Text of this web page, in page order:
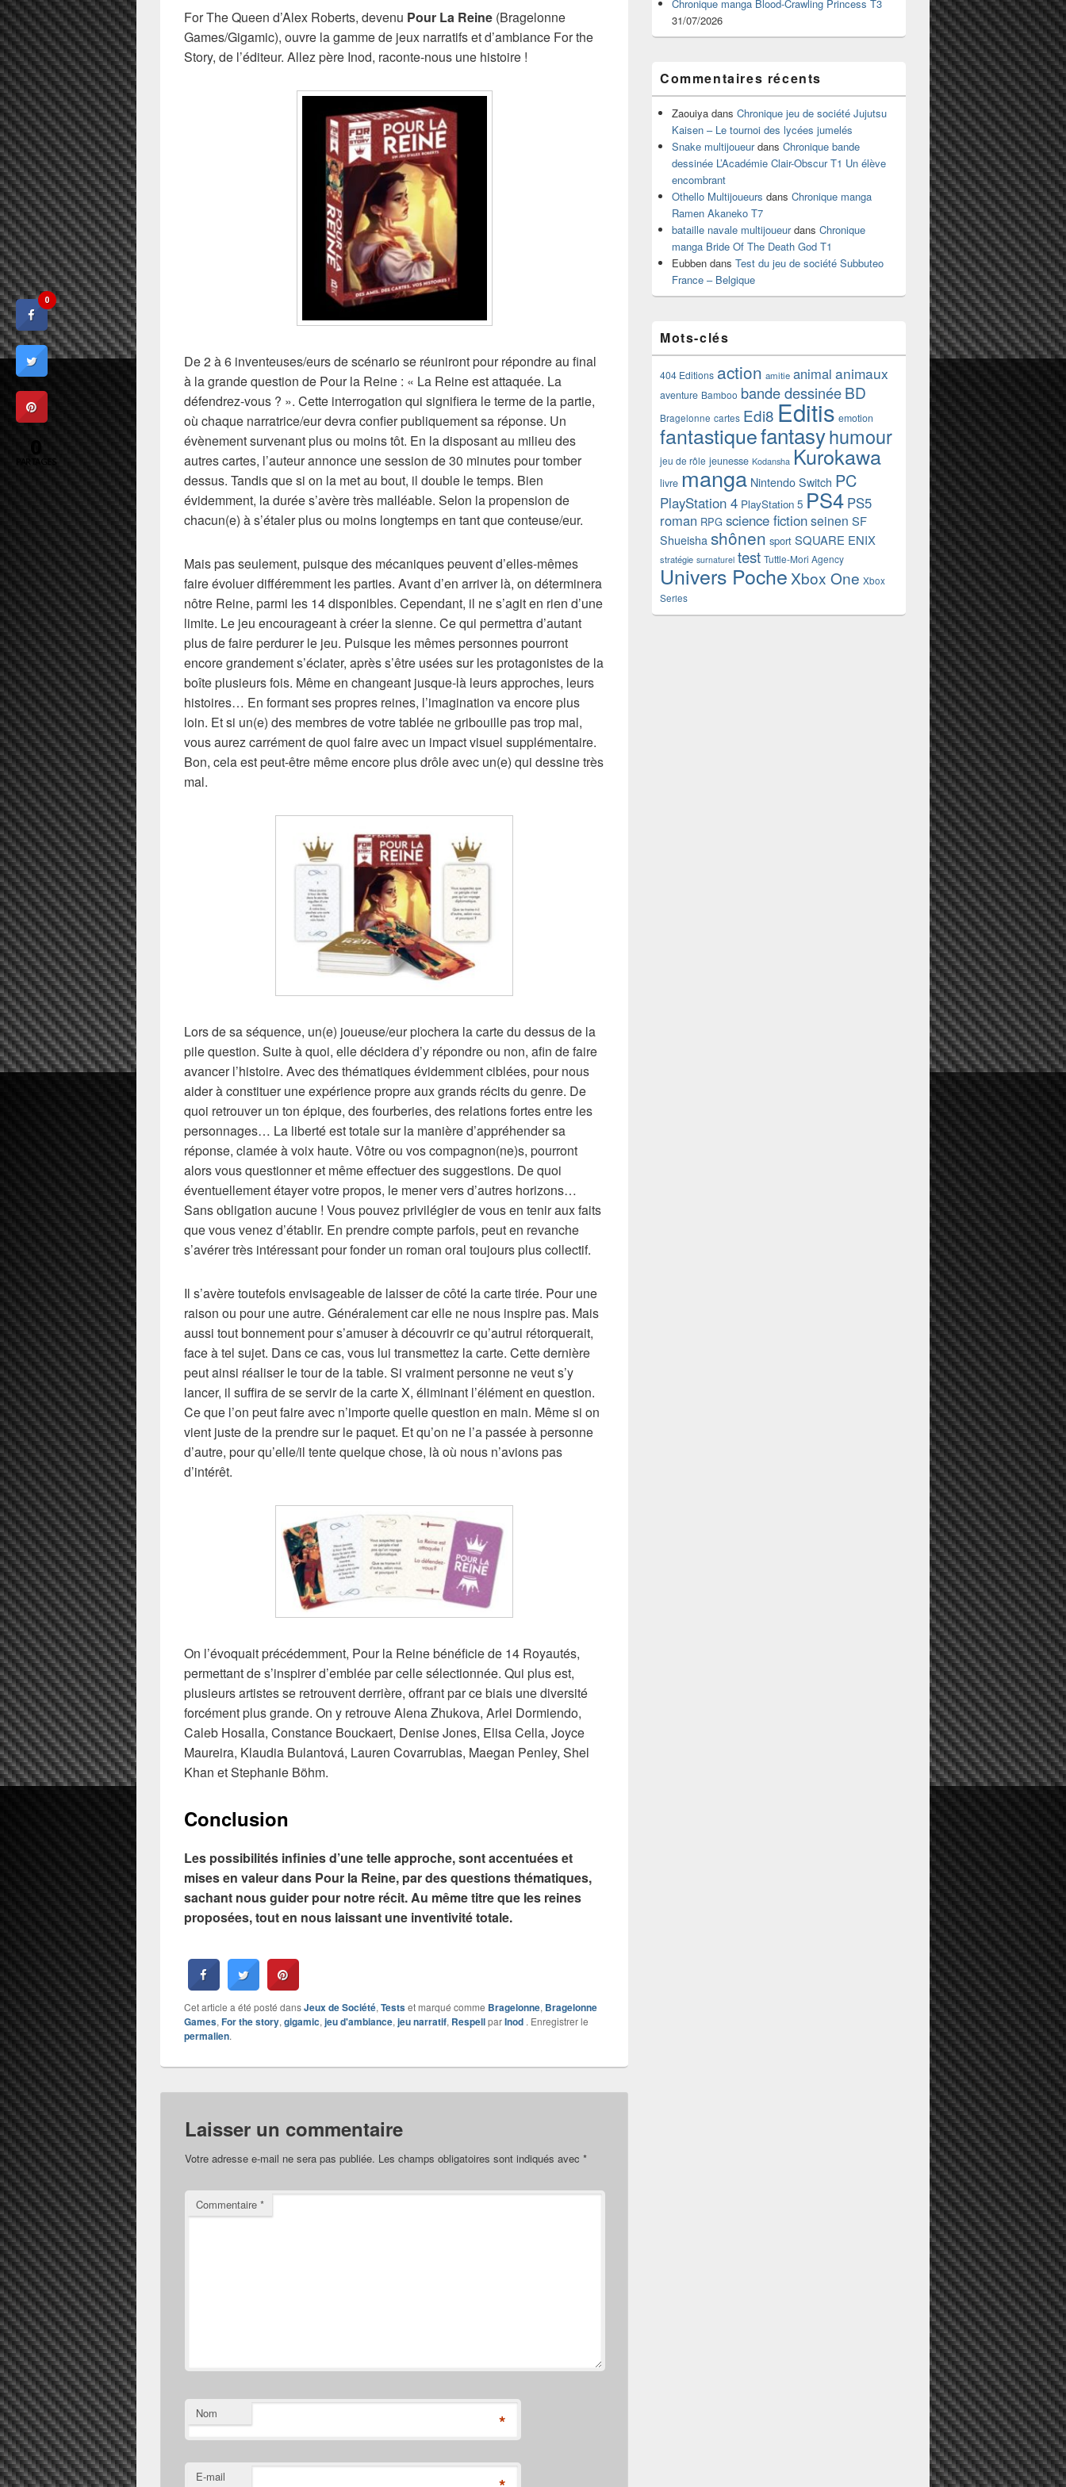
For The Queen d’Alex Roberts, devenu Pour La Reine (Bragelonne
Games/Gigamic), ouvre la gamme de jeux narratifs et d’ambiance For the
Story, de l’éditeur. Allez père Inod, raconte-nous une histoire !
De 2 à 6 inventeuses/eurs de scénario se réuniront pour répondre au final
à la grande question de Pour la Reine : « La Reine est attaquée. La
défendrez-vous ? ». Cette interrogation qui signifiera le terme de la partie,
où chaque narratrice/eur devra confier publiquement sa réponse. Un
évènement survenant plus ou moins tôt. En la disposant au milieu des
autres cartes, l’auteur annonce une session de 30 minutes pour tomber
dessus. Tandis que si on la met au bout, il double le temps. Bien
évidemment, la durée s’avère très malléable. Selon la propension de
chacun(e) à s’étaler plus ou moins longtemps en tant que conteuse/eur.
Mais pas seulement, puisque des mécaniques peuvent d’elles-mêmes
faire évoluer différemment les parties. Avant d’en arriver là, on déterminera
nôtre Reine, parmi les 14 disponibles. Cependant, il ne s’agit en rien d’une
limite. Le jeu encourageant à créer la sienne. Ce qui permettra d’autant
plus de faire perdurer le jeu. Puisque les mêmes personnes pourront
encore grandement s’éclater, après s’être usées sur les protagonistes de la
boîte plusieurs fois. Même en changeant jusque-là leurs approches, leurs
histoires… En formant ses propres reines, l’imagination va encore plus
loin. Et si un(e) des membres de votre tablée ne gribouille pas trop mal,
vous aurez carrément de quoi faire avec un impact visuel supplémentaire.
Bon, cela est peut-être même encore plus drôle avec un(e) qui dessine très
mal.
Lors de sa séquence, un(e) joueuse/eur piochera la carte du dessus de la
pile question. Suite à quoi, elle décidera d’y répondre ou non, afin de faire
avancer l’histoire. Avec des thématiques évidemment ciblées, pour nous
aider à constituer une expérience propre aux grands récits du genre. De
quoi retrouver un ton épique, des fourberies, des relations fortes entre les
personnages… La liberté est totale sur la manière d’appréhender sa
réponse, clamée à voix haute. Vôtre ou vos compagnon(ne)s, pourront
alors vous questionner et même effectuer des suggestions. De quoi
éventuellement étayer votre propos, le mener vers d’autres horizons…
Sans obligation aucune ! Vous pouvez privilégier de vous en tenir aux faits
que vous venez d’établir. En prendre compte parfois, peut en revanche
s’avérer très intéressant pour fonder un roman oral toujours plus collectif.
Il s’avère toutefois envisageable de laisser de côté la carte tirée. Pour une
raison ou pour une autre. Généralement car elle ne nous inspire pas. Mais
aussi tout bonnement pour s’amuser à découvrir ce qu’autrui rétorquerait,
face à tel sujet. Dans ce cas, vous lui transmettez la carte. Cette dernière
peut ainsi réaliser le tour de la table. Si vraiment personne ne veut s’y
lancer, il suffira de se servir de la carte X, éliminant l’élément en question.
Ce que l’on peut faire avec n’importe quelle question en main. Même si on
vient juste de la prendre sur le paquet. Et qu’on ne l’a passée à personne
d’autre, pour qu’elle/il tente quelque chose, là où nous n’avions pas
d’intérêt.
On l’évoquait précédemment, Pour la Reine bénéficie de 14 Royautés,
permettant de s’inspirer d’emblée par celle sélectionnée. Qui plus est,
plusieurs artistes se retrouvent derrière, offrant par ce biais une diversité
forcément plus grande. On y retrouve Alena Zhukova, Arlei Dormiendo,
Caleb Hosalla, Constance Bouckaert, Denise Jones, Elisa Cella, Joyce
Maureira, Klaudia Bulantová, Lauren Covarrubias, Maegan Penley, Shel
Khan et Stephanie Böhm.
Conclusion
Les possibilités infinies d’une telle approche, sont accentuées et
mises en valeur dans Pour la Reine, par des questions thématiques,
sachant nous guider pour notre récit. Au même titre que les reines
proposées, tout en nous laissant une inventivité totale.
Cet article a été posté dansJeux de Société, Testset marqué comme Bragelonne, Bragelonne
Games, For the story, gigamic, jeu d'ambiance, jeu narratif, RespellparInod . Enregistrer le
permalien.
Laisser un commentaire
Votre adresse e-mail ne sera pas publiée. Les champs obligatoires sont indiqués avec *
Commentaire *
Nom *
E-mail
Chronique manga Blood-Crawling Princess T3
31/07/2026
Commentaires récents
Zaouiya dans Chronique jeu de société Jujutsu
Kaisen – Le tournoi des lycées jumelés
Snake multijoueurdans Chronique bande
dessinée L’Académie Clair-Obscur T1 Un élève
encombrant
Othello Multijoueurs dans Chronique manga
Ramen Akaneko T7
bataille navale multijoueurdans Chronique
manga Bride Of The Death God T1
Eubben dans Test du jeu de société Subbuteo
France – Belgique
Mots-clés
404 Editions action amitie animal animaux
aventure Bamboo bande dessinéeBD
Bragelonne cartes Edi8 Editis emotion
fantastiquefantasyhumour
jeu de rôle jeunesse Kodansha Kurokawa
livre manga Nintendo Switch PC
PlayStation 4 PlayStation 5 PS4 PS5
roman RPG science fictionseinen SF
Shueisha shônen sport SQUARE ENIX
stratégie surnaturel test Tuttle-Mori Agency
Univers Poche Xbox One Xbox
Series
0
0
PARTAGES